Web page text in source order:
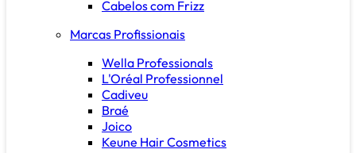
Cabelos com Frizz
Marcas Profissionais
Wella Professionals
L'Oréal Professionnel
Cadiveu
Braé
Joico
Keune Hair Cosmetics